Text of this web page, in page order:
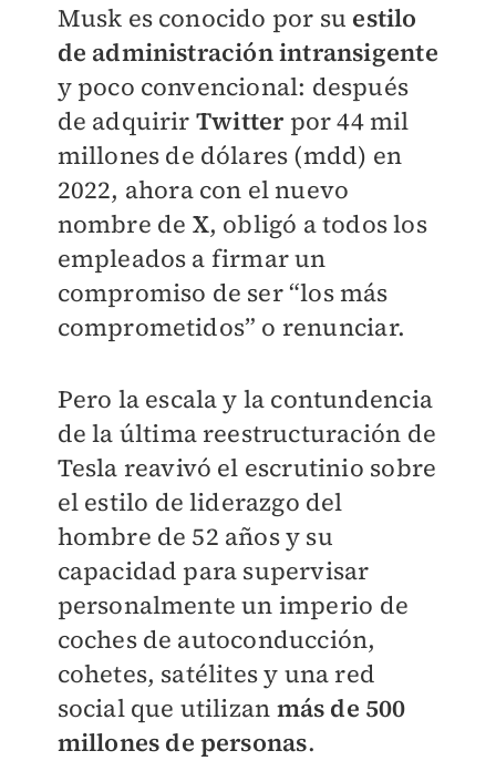
Musk es conocido por su estilo
de administración intransigente
y poco convencional: después
de adquirir Twitterpor 44 mil
millones de dólares (mdd) en
2022, ahora con el nuevo
nombre de X, obligó a todos los
empleados a firmar un
compromiso de ser “los más
comprometidos” o renunciar.
Pero la escala y la contundencia
de la última reestructuración de
Tesla reavivó el escrutinio sobre
el estilo de liderazgo del
hombre de 52 años y su
capacidad para supervisar
personalmente un imperio de
coches de autoconducción,
cohetes, satélites y una red
social que utilizan más de 500
millones de personas.